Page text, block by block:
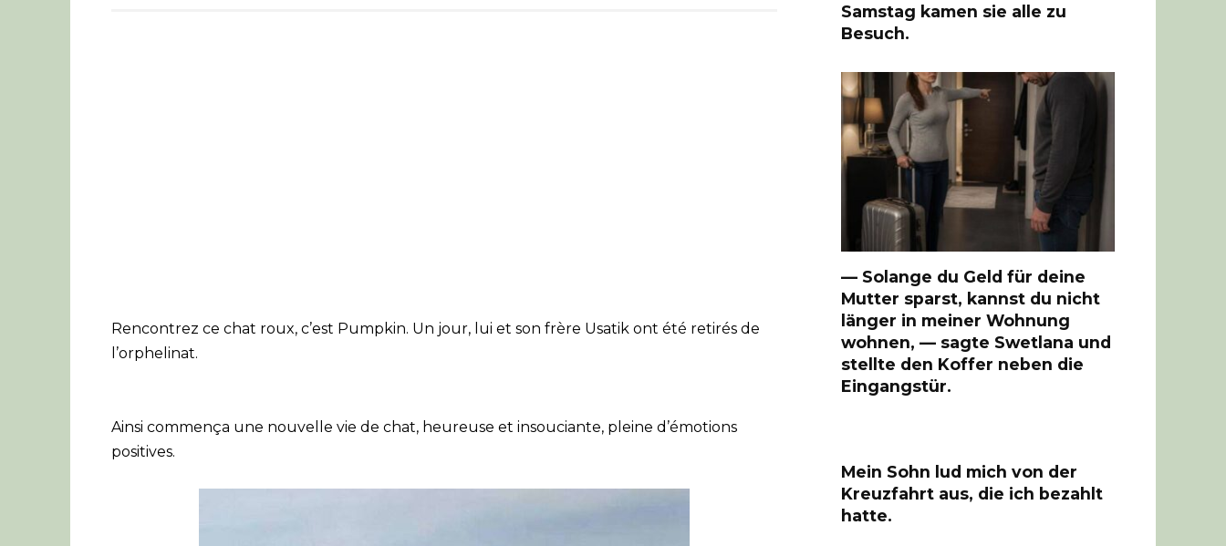
Rencontrez ce chat roux, c’est Pumpkin. Un jour, lui et son frère Usatik ont été retirés de
l’orphelinat.
Ainsi commença une nouvelle vie de chat, heureuse et insouciante, pleine d’émotions
positives.
Samstag kamen sie alle zu
Besuch.
— Solange du Geld für deine
Mutter sparst, kannst du nicht
länger in meiner Wohnung
wohnen, — sagte Swetlana und
stellte den Koffer neben die
Eingangstür.
Mein Sohn lud mich von der
Kreuzfahrt aus, die ich bezahlt
hatte.